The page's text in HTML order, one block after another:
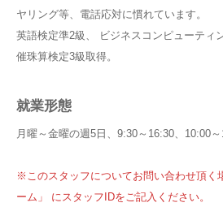
ヤリング等、電話応対に慣れています。
英語検定準2級、 ビジネスコンピューティ
催珠算検定3級取得。
就業形態
月曜～金曜の週5日、9:30～16:30、10:00
※このスタッフについてお問い合わせ頂く
ーム」 にスタッフIDをご記入ください。